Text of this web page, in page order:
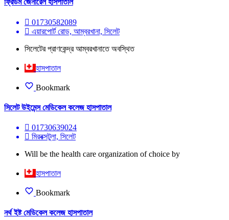
ফ্রিডম জেনারেল হাসপাতাল
01730582089
এয়ারপোর্ট রোড, আম্বরখানা, সিলেট
সিলেটের প্রাণকেন্দ্র আম্বরখানাতে অবস্থিত
হাসপাতাল
Bookmark
সিলেট উইমেন্স মেডিকেল কলেজ হাসপাতাল
01730639024
মিরবক্সটুলা, সিলেট
Will be the health care organization of choice by
হাসপাতাল
Bookmark
নর্থ ইষ্ট মেডিকেল কলেজ হাসপাতাল